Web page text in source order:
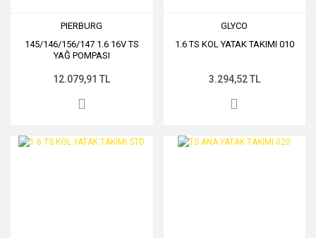
PIERBURG
145/146/156/147 1.6 16V TS
YAĞ POMPASI
12.079,91 TL
GLYCO
1.6 TS KOL YATAK TAKIMI 010
3.294,52 TL